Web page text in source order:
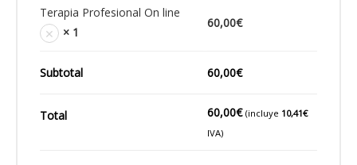
Terapia Profesional On line
× × 1
60,00€
Subtotal 60,00€
Total 60,00€ (incluye 10,41€
IVA)